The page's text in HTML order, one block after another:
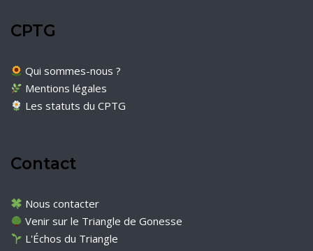
CPTG
Qui sommes-nous ?
Mentions légales
Les statuts du CPTG
Contact
Nous contacter
Venir sur le Triangle de Gonesse
L'Échos du Triangle